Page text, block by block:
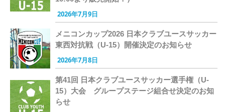
2026年7月9日
メニコンカップ2026 日本クラブユースサッカー
東西対抗戦（U-15）開催決定のお知らせ
2026年7月8日
第41回 日本クラブユースサッカー選手権（U-
15）大会 グループステージ組合せ決定のお知
らせ